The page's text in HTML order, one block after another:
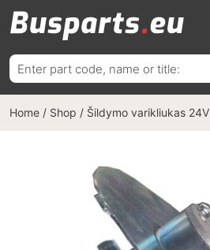
Ieškoti:
Home / Shop / Šildymo varikliukas 24V